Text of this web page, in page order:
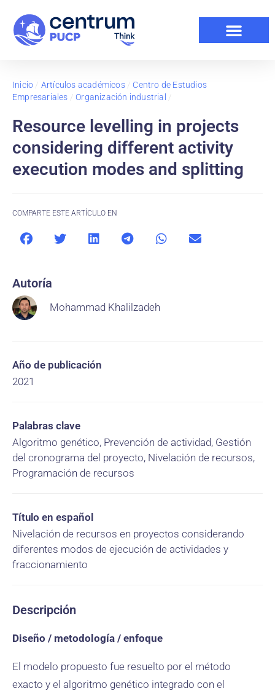
Inicio / Artículos académicos/ Centro de Estudios
Empresariales /Organización industrial /
Resource levelling in projects
considering different activity
execution modes and splitting
COMPARTE ESTE ARTÍCULO EN
Autoría
Mohammad Khalilzadeh
Año de publicación
2021
Palabras clave
Algoritmo genético, Prevención de actividad, Gestión
del cronograma del proyecto, Nivelación de recursos,
Programación de recursos
Título en español
Nivelación de recursos en proyectos considerando
diferentes modos de ejecución de actividades y
fraccionamiento
Descripción
Diseño / metodología / enfoque
El modelo propuesto fue resuelto por el método
exacto y el algoritmo genético integrado con el